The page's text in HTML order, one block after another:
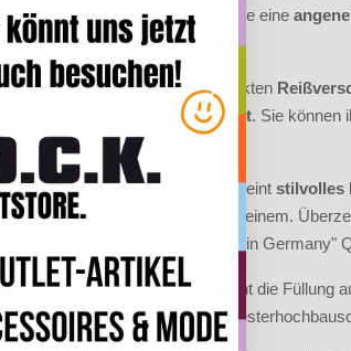
Polyacryl und 18% Baumwolle, die eine
Strapazierfähigkeitgarantiert.
Der Bezug ist dank eines verdeckten
pflegeleicht. Sie können
Grad in der
Maschine waschen
Das Indoor Zierkissen "Mary" vereintstilvolles
Komfortund
in einem.
von der einzigartigen "handmade in Germany"
Info:In der Basic Variante besteht die Füllung
komfortablen silikonisierten